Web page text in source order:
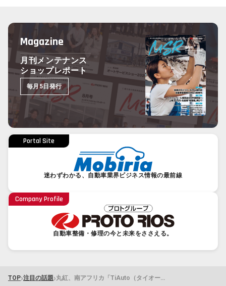
Magazine
月刊メンテナンス
ショップレポート
毎月5日発行
Portal Site
迷わずわかる、自動車業界ビジネス情報の最前線
Company Profile
自動車整備・修理の今と未来をささえる。
TOP›注目の話題› 丸紅、南アフリカ「TiAuto（タイオート）社」を買収しアフリカのカーメンテナンス事業へ初参入